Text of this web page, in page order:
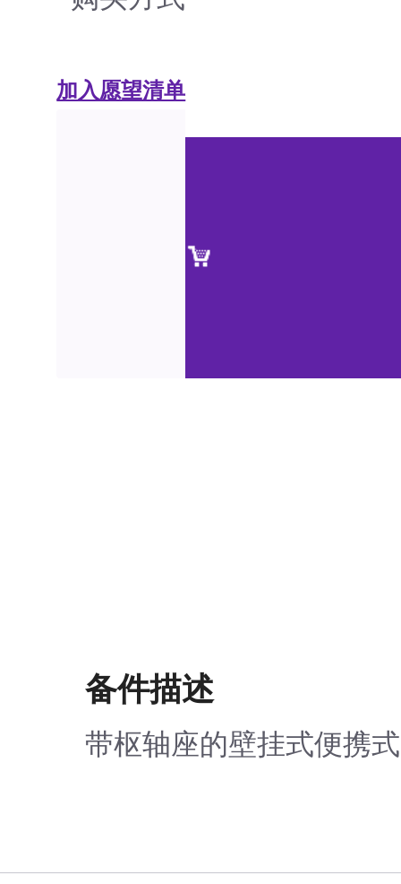
加入愿望清单
备件描述
带枢轴座的壁挂式便携